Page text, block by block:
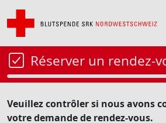
Réserver un rendez-
Veuillez contrôler si nous avons
votre demande de rendez-vous.